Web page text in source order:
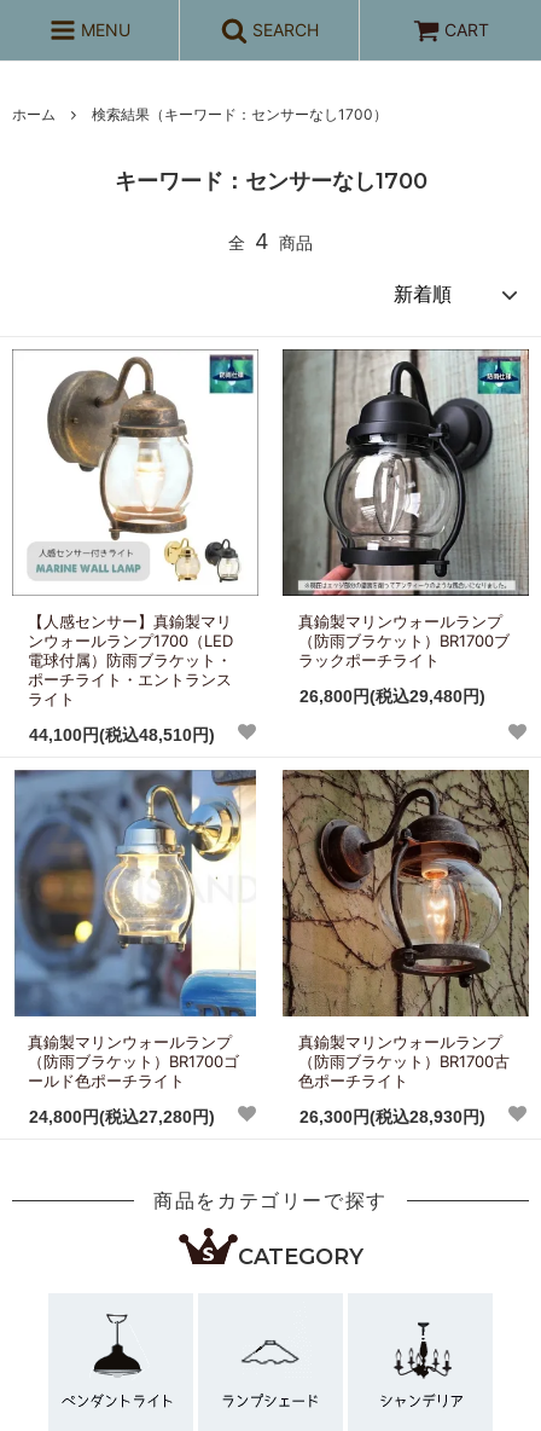
MENU SEARCH CART
ホーム 検索結果（キーワード：センサーなし1700）
キーワード：センサーなし1700
全 4 商品
【人感センサー】真鍮製マリ
ンウォールランプ1700（LED
電球付属）防雨ブラケット・
ポーチライト・エントランス
ライト
44,100円(税込48,510円)
真鍮製マリンウォールランプ
（防雨ブラケット）BR1700ブ
ラックポーチライト
26,800円(税込29,480円)
真鍮製マリンウォールランプ
（防雨ブラケット）BR1700ゴ
ールド色ポーチライト
24,800円(税込27,280円)
真鍮製マリンウォールランプ
（防雨ブラケット）BR1700古
色ポーチライト
26,300円(税込28,930円)
商品をカテゴリーで探す
CATEGORY